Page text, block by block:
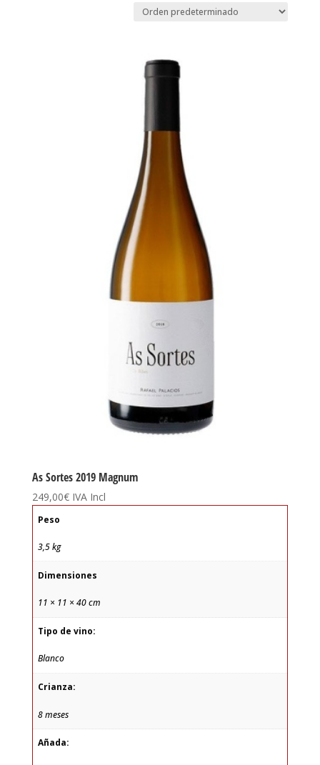
As Sortes 2019 Magnum
249,00€ IVA Incl
Peso
3,5 kg
Dimensiones
11 × 11 × 40 cm
Tipo de vino:
Blanco
Crianza:
8 meses
Añada: